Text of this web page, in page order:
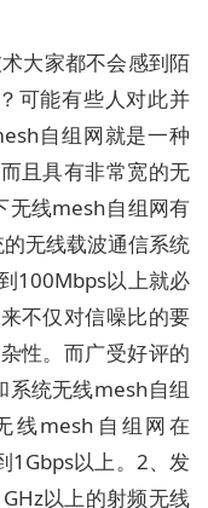
大家都不会感到陌
可能有些人对此并
自组网就是一种
且具有非常宽的无
无线mesh自组网有
无线载波通信系统
100Mbps以上就必
不仅对信噪比的要
性。而广受好评的
系统无线mesh自组
线mesh自组网在
1Gbps以上。2、发
以上的射频无线